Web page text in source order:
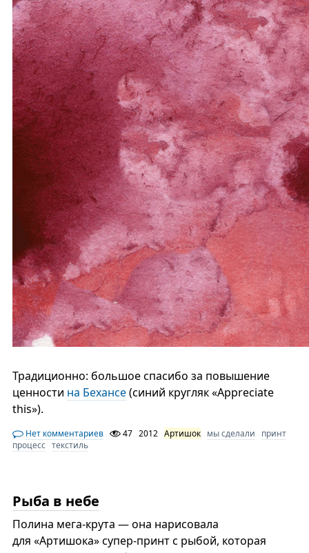
Традиционно: большое спасибо за повышение
ценности на Бехансе(синий кругляк «Appreciate
this»).
Нет комментариев 47 2012 Артишок мы сделали
принт
процесс текстиль
Рыба в небе
Полина мега-крута — она нарисовала
для «Артишока» супер-принт с рыбой, которая